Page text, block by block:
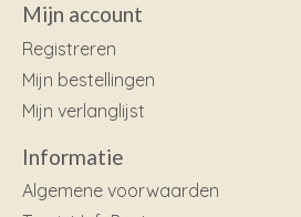
Mijn account
Registreren
Mijn bestellingen
Mijn verlanglijst
Informatie
Algemene voorwaarden